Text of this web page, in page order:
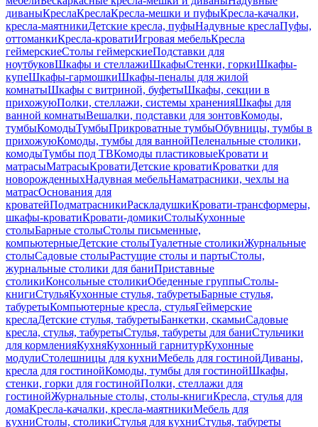
диваныКреслаКреслаКресла-мешки и пуфыКресла-качалки,
кресла-маятникиДетские кресла, пуфыНадувные креслаПуфы,
оттоманкиКресла-кроватиИгровая мебельКресла
геймерскиеСтолы геймерскиеПодставки для
ноутбуковШкафы и стеллажиШкафыСтенки, горкиШкафы-
купеШкафы-гармошкиШкафы-пеналы для жилой
комнатыШкафы с витриной, буфетыШкафы, секции в
прихожуюПолки, стеллажи, системы храненияШкафы для
ванной комнатыВешалки, подставки для зонтовКомоды,
тумбыКомодыТумбыПрикроватные тумбыОбувницы, тумбы в
прихожуюКомоды, тумбы для ваннойПеленальные столики,
комодыТумбы под ТВКомоды пластиковыеКровати и
матрасыМатрасыКроватиДетские кроватиКроватки для
новорожденныхНадувная мебельНаматрасники, чехлы на
матрасОснования для
кроватейПодматрасникиРаскладушкиКровати-трансформеры,
шкафы-кроватиКровати-домикиСтолыКухонные
столыБарные столыСтолы письменные,
компьютерныеДетские столыТуалетные столикиЖурнальные
столыСадовые столыРастущие столы и партыСтолы,
журнальные столики для баниПриставные
столикиКонсольные столикиОбеденные группыСтолы-
книгиСтульяКухонные стулья, табуретыБарные стулья,
табуретыКомпьютерные кресла, стульяГеймерские
креслаДетские стулья, табуретыБанкетки, скамьиСадовые
кресла, стулья, табуретыСтулья, табуреты для баниСтульчики
для кормленияКухняКухонный гарнитурКухонные
модулиСтолешницы для кухниМебель для гостинойДиваны,
кресла для гостинойКомоды, тумбы для гостинойШкафы,
стенки, горки для гостинойПолки, стеллажи для
гостинойЖурнальные столы, столы-книгиКресла, стулья для
домаКресла-качалки, кресла-маятникиМебель для
кухниСтолы, столикиСтулья для кухниСтулья, табуреты